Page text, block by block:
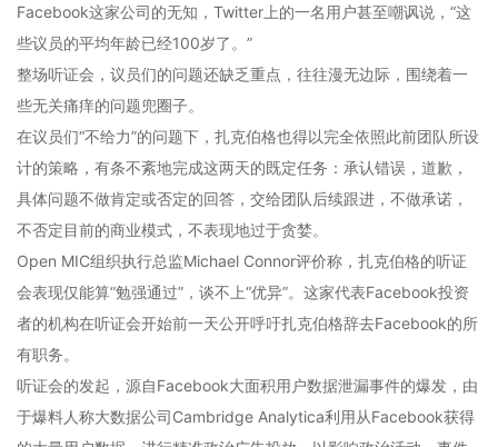
Facebook这家公司的无知，Twitter上的一名用户甚至嘲讽说，“这
些议员的平均年龄已经100岁了。”
整场听证会，议员们的问题还缺乏重点，往往漫无边际，围绕着一
些无关痛痒的问题兜圈子。
在议员们“不给力”的问题下，扎克伯格也得以完全依照此前团队所设
计的策略，有条不紊地完成这两天的既定任务：承认错误，道歉，
具体问题不做肯定或否定的回答，交给团队后续跟进，不做承诺，
不否定目前的商业模式，不表现地过于贪婪。
Open MIC组织执行总监Michael Connor评价称，扎克伯格的听证
会表现仅能算“勉强通过”，谈不上“优异”。这家代表Facebook投资
者的机构在听证会开始前一天公开呼吁扎克伯格辞去Facebook的所
有职务。
听证会的发起，源自Facebook大面积用户数据泄漏事件的爆发，由
于爆料人称大数据公司Cambridge Analytica利用从Facebook获得